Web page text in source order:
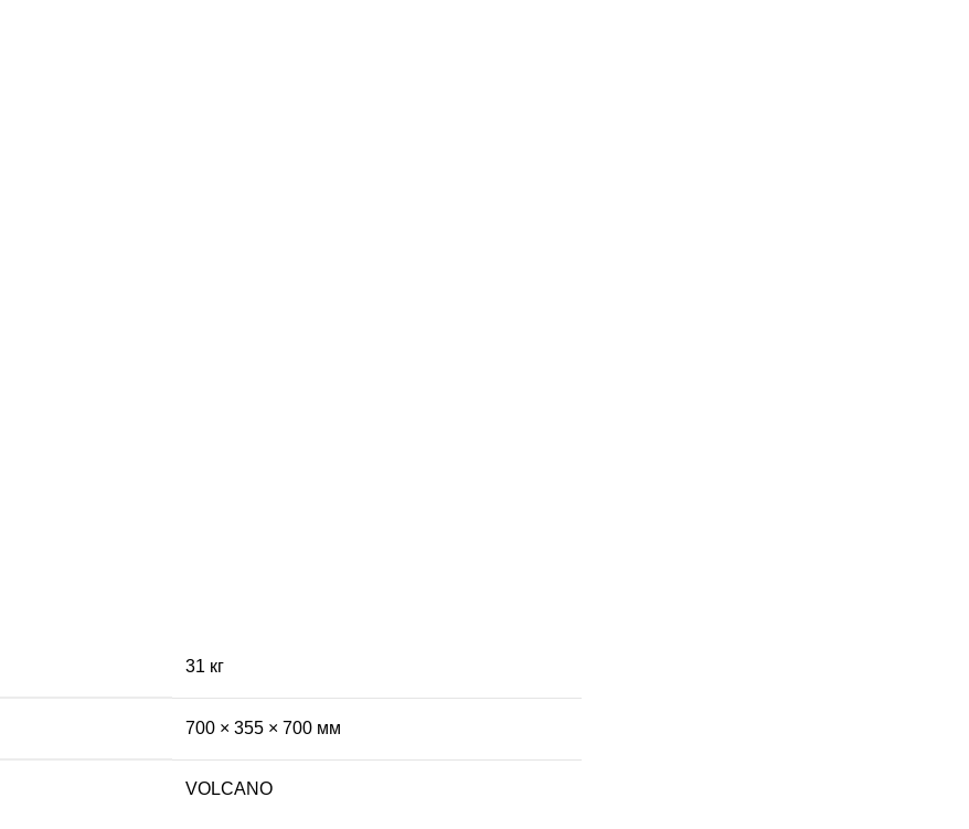
31 кг
700 × 355 × 700 мм
VOLCANO